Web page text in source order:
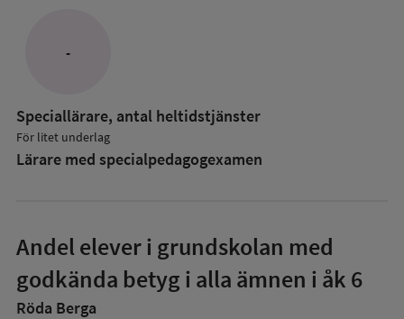
-
Speciallärare, antal heltidstjänster
För litet underlag
Lärare med specialpedagog­examen
Andel elever i grundskolan med
godkända betyg i alla ämnen i åk 6
Röda Berga